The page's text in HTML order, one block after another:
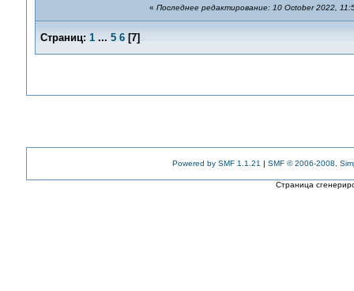
« Последнее редактирование: 10 October 2022,
Страниц: 1 ... 5 6[7]
Powered by SMF 1.1.21 | SMF © 2006-2008,
Страница